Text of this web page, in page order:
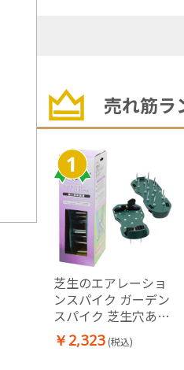
売れ筋ラ
芝生のエアレーショ
ンスパイク ガーデン
スパイク 芝生穴あけ
用 農作業 シューズ
園芸 シューズ
￥2,323 (税込)